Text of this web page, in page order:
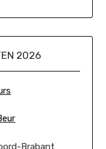
2026
Brabant